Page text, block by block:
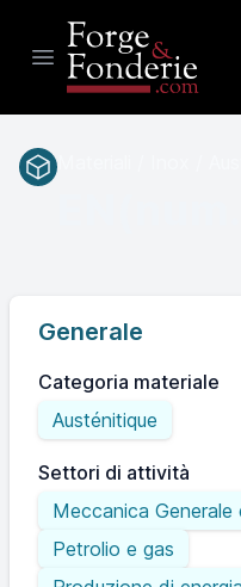
Open main menu
Generale
Categoria materiale
Austénitique
Settori di attività
Meccanica Generale
Petrolio e gas